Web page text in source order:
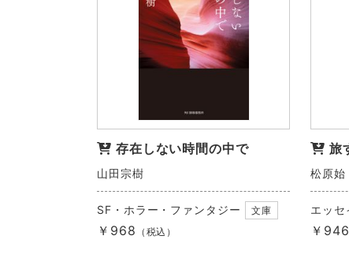
存在しない時間の中で
山田宗樹
SF・ホラー・ファンタジー 文庫
￥968 （税込）
旅
松原始
エッセ
￥946